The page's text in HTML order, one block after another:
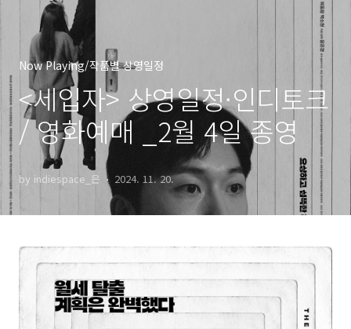
Now Playing/작품별 상영일정
<세입자> 상영일정·인디토크
/ 영화예매 _2월 4일 종영
by indiespace_은 2024. 11. 20.